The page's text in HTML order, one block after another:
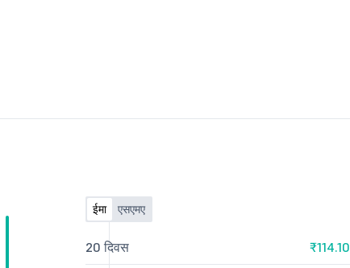
ईमा एसएमए
20 दिवस ₹114.10